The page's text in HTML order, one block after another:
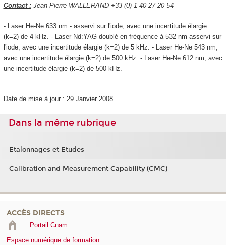
Contact :Jean Pierre WALLERAND +33 (0) 1 40 27 20 54
- Laser He-Ne 633 nm - asservi sur l'iode, avec une incertitude élargie
(k=2) de 4 kHz. - Laser Nd:YAG doublé en fréquence à 532 nm asservi sur
l'iode, avec une incertitude élargie (k=2) de 5 kHz. - Laser He-Ne 543 nm,
avec une incertitude élargie (k=2) de 500 kHz. - Laser He-Ne 612 nm, avec
une incertitude élargie (k=2) de 500 kHz.
Date de mise à jour : 29 Janvier 2008
Dans la même rubrique
Etalonnages et Etudes
Calibration and Measurement Capability (CMC)
ACCÈS DIRECTS
Portail Cnam
Espace numérique de formation